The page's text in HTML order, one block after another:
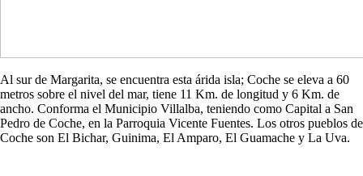
Al sur de Margarita, se encuentra esta árida isla; Coche se eleva a 60
metros sobre el nivel del mar, tiene 11 Km. de longitud y 6 Km. de
ancho. Conforma el Municipio Villalba, teniendo como Capital a San
Pedro de Coche, en la Parroquia Vicente Fuentes. Los otros pueblos de
Coche son El Bichar, Guinima, El Amparo, El Guamache y La Uva.